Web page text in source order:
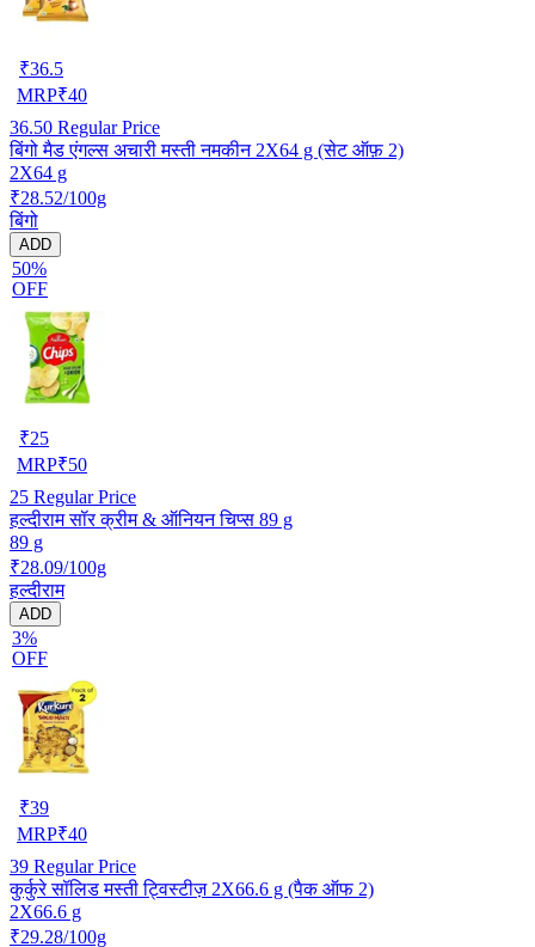
₹36.5
MRP₹40
36.50 Regular Price
बिंगो मैड एंगल्स अचारी मस्ती नमकीन 2X64 g (सेट ऑफ़ 2)
2X64 g
₹28.52/100g
बिंगो
ADD
50%
OFF
₹25
MRP₹50
25 Regular Price
हल्दीराम सॉर क्रीम & ऑनियन चिप्स 89 g
89 g
₹28.09/100g
हल्दीराम
ADD
3%
OFF
₹39
MRP₹40
39 Regular Price
कुर्कुरे सॉलिड मस्ती ट्विस्टीज़ 2X66.6 g (पैक ऑफ 2)
2X66.6 g
₹29.28/100g